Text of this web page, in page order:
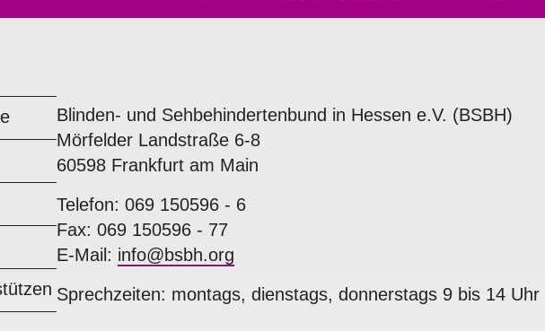
Blinden- und Sehbehindertenbund in Hessen e.V. (BSBH)
Mörfelder Landstraße 6-8
60598 Frankfurt am Main
Telefon: 069 150596 - 6
Fax: 069 150596 - 77
E-Mail: info@bsbh.org
Sprechzeiten: montags, dienstags, donnerstags 9 bis 14 Uhr